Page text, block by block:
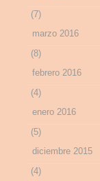
(7)
marzo 2016
(8)
febrero 2016
(4)
enero 2016
(5)
diciembre 2015
(4)